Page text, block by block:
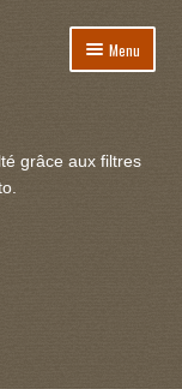
Menu
le
grâce aux filtres